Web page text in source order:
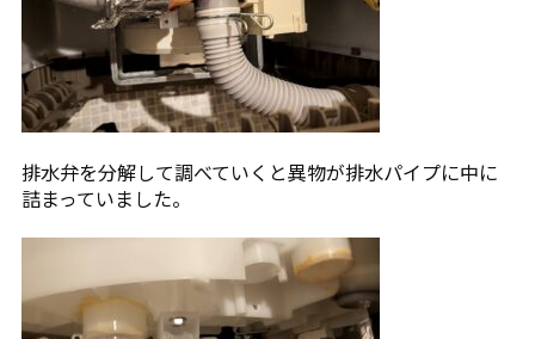
排水弁を分解して調べていくと異物が排水パイプに中に
詰まっていました。